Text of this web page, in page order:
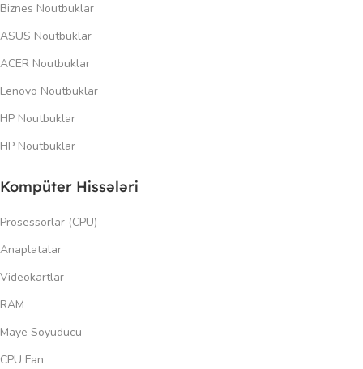
Biznes Noutbuklar
ASUS Noutbuklar
ACER Noutbuklar
Lenovo Noutbuklar
HP Noutbuklar
HP Noutbuklar
Kompüter Hissələri
Prosessorlar (CPU)
Anaplatalar
Videokartlar
RAM
Maye Soyuducu
CPU Fan